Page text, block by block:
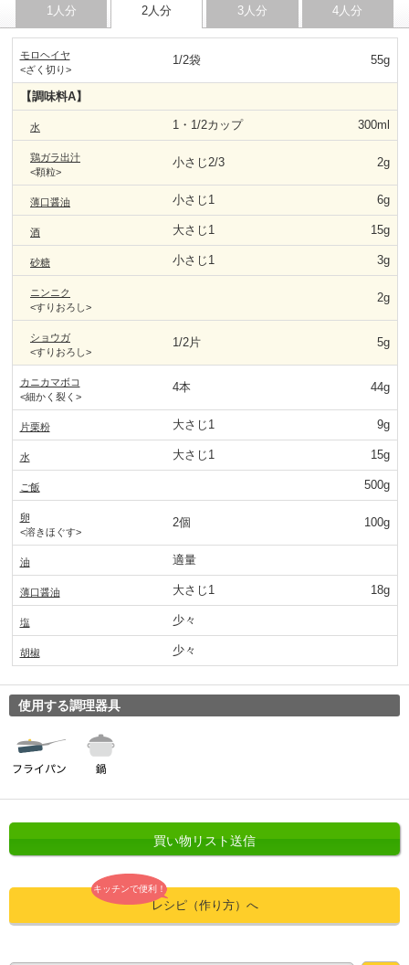
1人分 2人分 3人分 4人分
モロヘイヤ
<ざく切り>
1/2袋 55g
【調味料A】
水 1・1/2カップ 300ml
鶏ガラ出汁
<顆粒>
小さじ2/3 2g
薄口醤油 小さじ1 6g
酒 大さじ1 15g
砂糖 小さじ1 3g
ニンニク
<すりおろし>
2g
ショウガ
<すりおろし>
1/2片 5g
カニカマボコ
<細かく裂く>
4本 44g
片栗粉 大さじ1 9g
水 大さじ1 15g
ご飯 500g
卵
<溶きほぐす>
2個 100g
油 適量
薄口醤油 大さじ1 18g
塩 少々
胡椒 少々
使用する調理器具
買い物リスト送信
キッチンで便利！
レシピ（作り方）へ